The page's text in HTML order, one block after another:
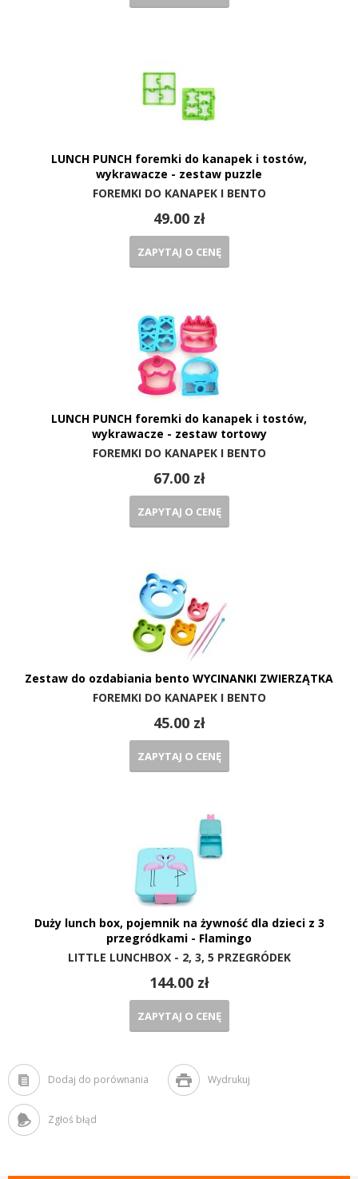
LUNCH PUNCH foremki do kanapek i tostów,
wykrawacze - zestaw puzzle
FOREMKI DO KANAPEK I BENTO
49.00 zł
ZAPYTAJ O CENĘ
LUNCH PUNCH foremki do kanapek i tostów,
wykrawacze - zestaw tortowy
FOREMKI DO KANAPEK I BENTO
67.00 zł
ZAPYTAJ O CENĘ
Zestaw do ozdabiania bento WYCINANKI ZWIERZĄTKA
FOREMKI DO KANAPEK I BENTO
45.00 zł
ZAPYTAJ O CENĘ
Duży lunch box, pojemnik na żywność dla dzieci z 3
przegródkami - Flamingo
LITTLE LUNCHBOX - 2, 3, 5 PRZEGRÓDEK
144.00 zł
ZAPYTAJ O CENĘ
Dodaj do porównania Wydrukuj
Zgłoś błąd